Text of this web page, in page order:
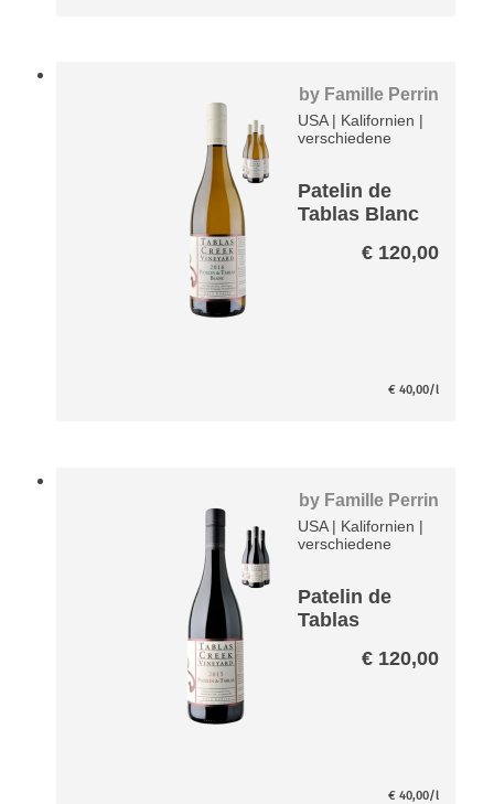
by Famille Perrin
USA| Kalifornien |
verschiedene
Patelin de
Tablas Blanc
€120,00
€ 40,00/l
by Famille Perrin
USA| Kalifornien |
verschiedene
Patelin de
Tablas
€120,00
€ 40,00/l